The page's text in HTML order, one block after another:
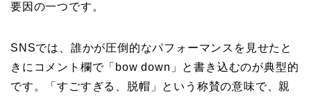
要因の一つです。
SNSでは、誰かが圧倒的なパフォーマンスを見せたと
きにコメント欄で「bow down」と書き込むのが典型的
です。「すごすぎる、脱帽」という称賛の意味で、親